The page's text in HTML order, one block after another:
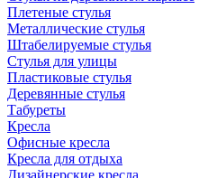
Плетеные стулья
Металлические стулья
Штабелируемые стулья
Стулья для улицы
Пластиковые стулья
Деревянные стулья
Табуреты
Кресла
Офисные кресла
Кресла для отдыха
Дизайнерские кресла